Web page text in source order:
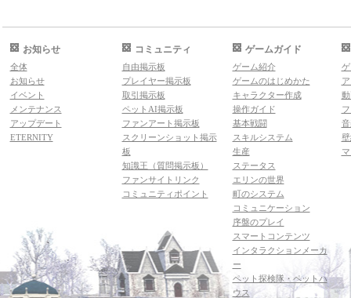
お知らせ
全体
お知らせ
イベント
メンテナンス
アップデート
ETERNITY
コミュニティ
自由掲示板
プレイヤー掲示板
取引掲示板
ペットAI掲示板
ファンアート掲示板
スクリーンショット掲示
板
知識王（質問掲示板）
ファンサイトリンク
コミュニティポイント
ゲームガイド
ゲーム紹介
ゲームのはじめかた
キャラクター作成
操作ガイド
基本戦闘
スキルシステム
生産
ステータス
エリンの世界
町のシステム
コミュニケーション
序盤のプレイ
スマートコンテンツ
インタラクションメーカ
ー
ペット探検隊・ペットハ
ウス